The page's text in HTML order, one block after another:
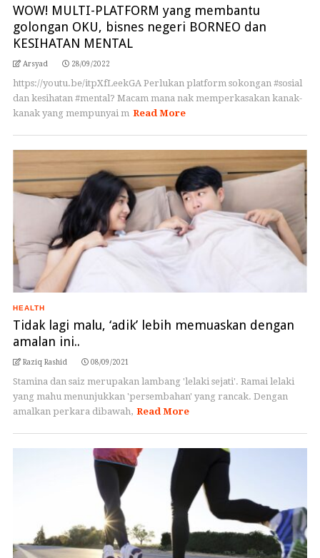
WOW! MULTI-PLATFORM yang membantu
golongan OKU, bisnes negeri BORNEO dan
KESIHATAN MENTAL
Arsyad 28/09/2022
https://youtu.be/itpXfLeekGA Perlukan platform sokongan #sosial
dan kesihatan #mental? Macam mana nak memperkasakan kanak-
kanak yang mempunyai m Read More
HEALTH
Tidak lagi malu, ‘adik’ lebih memuaskan dengan
amalan ini..
Raziq Rashid 08/09/2021
Stamina dan saiz merupakan lambang 'lelaki sejati'. Ramai lelaki
yang mahu menunjukkan 'persembahan' yang rancak. Dengan
amalkan perkara dibawah, Read More